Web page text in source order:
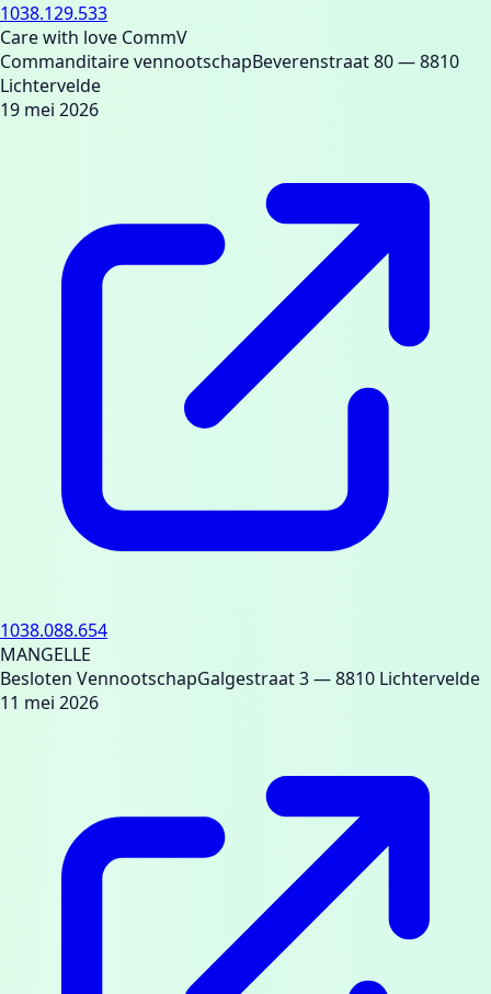
1038.129.533
Care with love CommV
Commanditaire vennootschapBeverenstraat 80— 8810
Lichtervelde
19 mei 2026
1038.088.654
MANGELLE
Besloten VennootschapGalgestraat 3— 8810 Lichtervelde
11 mei 2026